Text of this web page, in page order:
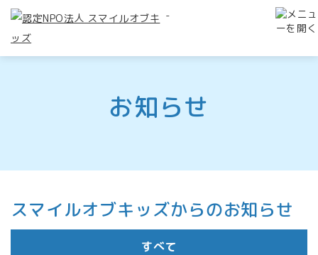
-
お知らせ
スマイルオブキッズからのお知らせ
すべて